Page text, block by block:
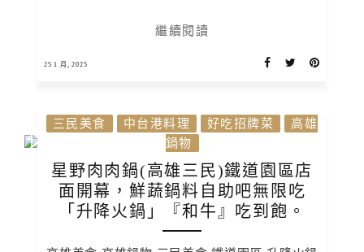
繼續閱讀
25 1 月, 2025
三民美食 中台港料理 好吃招牌菜
高雄
鍋物
星野肉肉鍋(高雄三民)鐵道園區店
面開幕，鮮蔬鍋料自助吧無限吃
「升降火鍋」『和牛』吃到飽。